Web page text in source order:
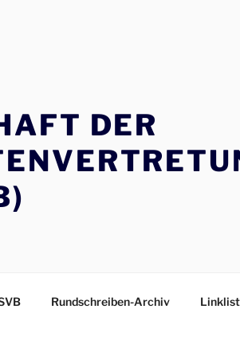
DER
Rundschreiben-Archiv